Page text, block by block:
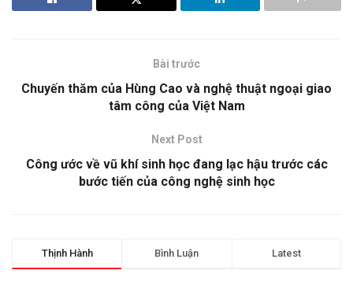
Bài trước
Chuyến thăm của Hùng Cao và nghệ thuật ngoại giao
tâm công của Việt Nam
Next Post
Công ước về vũ khí sinh học đang lạc hậu trước các
bước tiến của công nghệ sinh học
Thịnh Hành Bình Luận Latest